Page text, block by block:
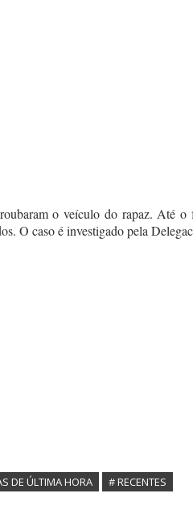
o veículo do rapaz. Até o
O caso é investigado pela
DE ÚLTIMA HORA # RECENTES